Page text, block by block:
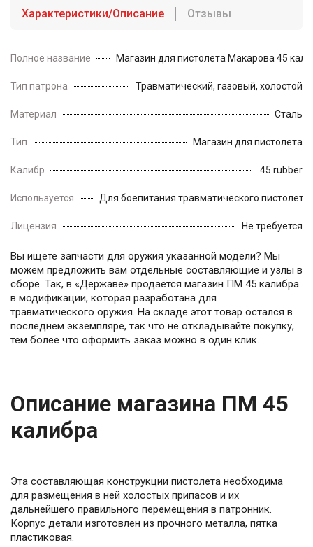
Характеристики/Описание Отзывы
Полное название Магазин для пистолета Макарова 45
Тип патрона Травматический, газовый, холостой
Материал Сталь
Тип Магазин для пистолета
Калибр .45 rubber
Используется Для боепитания травматического
Лицензия Не требуется
Вы ищете запчасти для оружия указанной модели? Мы
можем предложить вам отдельные составляющие и узлы в
сборе. Так, в «Державе» продаётся магазин ПМ 45 калибра
в модификации, которая разработана для
травматического оружия. На складе этот товар остался в
последнем экземпляре, так что не откладывайте покупку,
тем более что оформить заказ можно в один клик.
Описание магазина ПМ 45
калибра
Эта составляющая конструкции пистолета необходима
для размещения в ней холостых припасов и их
дальнейшего правильного перемещения в патронник.
Корпус детали изготовлен из прочного металла, пятка
пластиковая.